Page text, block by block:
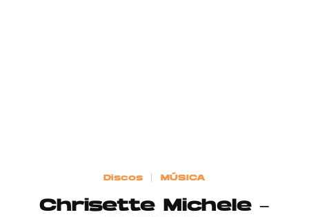
Discos MÚSICA
Chrisette Michele –